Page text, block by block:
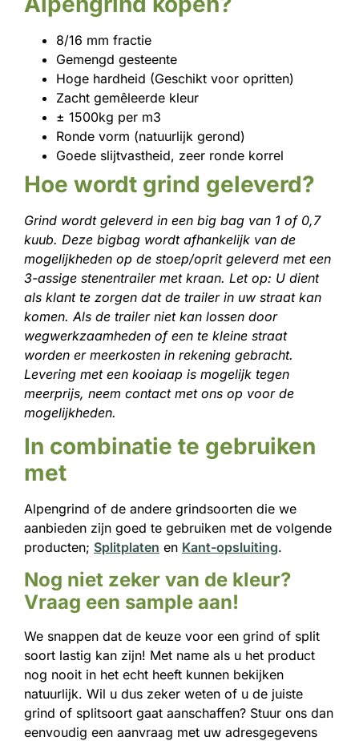
8/16 mm fractie
Gemengd gesteente
Hoge hardheid (Geschikt voor opritten)
Zacht gemêleerde kleur
± 1500kg per m3
Ronde vorm (natuurlijk gerond)
Goede slijtvastheid, zeer ronde korrel
Hoe wordt grind geleverd?
Grind wordt geleverd in een big bag van 1 of 0,7
kuub. Deze bigbag wordt afhankelijk van de
mogelijkheden op de stoep/oprit geleverd met een
3-assige stenentrailer met kraan. Let op: U dient
als klant te zorgen dat de trailer in uw straat kan
komen. Als de trailer niet kan lossen door
wegwerkzaamheden of een te kleine straat
worden er meerkosten in rekening gebracht.
Levering met een kooiaap is mogelijk tegen
meerprijs, neem contact met ons op voor de
mogelijkheden.
In combinatie te gebruiken
met
Alpengrind of de andere grindsoorten die we
aanbieden zijn goed te gebruiken met de volgende
producten; Splitplaten en Kant-opsluiting.
Nog niet zeker van de kleur?
Vraag een sample aan!
We snappen dat de keuze voor een grind of split
soort lastig kan zijn! Met name als u het product
nog nooit in het echt heeft kunnen bekijken
natuurlijk. Wil u dus zeker weten of u de juiste
grind of splitsoort gaat aanschaffen? Stuur ons dan
eenvoudig een aanvraag met uw adresgegevens